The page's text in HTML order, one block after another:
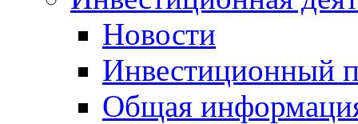
Новости
Инвестиционный
Общая